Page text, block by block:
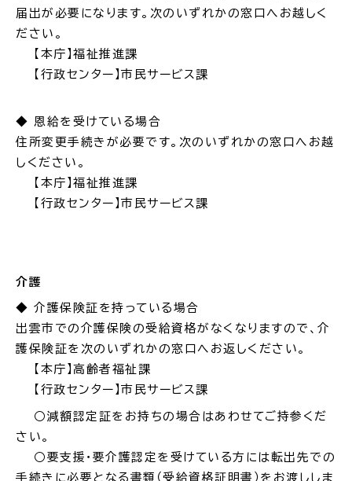
各課へのお問い合わせ
サイトマップ
届出が必要になります。次のいずれかの窓口へお越しく
ださい。
【本庁】福祉推進課
【行政センター】市民サービス課
◆ 恩給を受けている場合
住所変更手続きが必要です。次のいずれかの窓口へお越
しください。
【本庁】福祉推進課
【行政センター】市民サービス課
介護
◆ 介護保険証を持っている場合
出雲市での介護保険の受給資格がなくなりますので、介
護保険証を次のいずれかの窓口へお返しください。
【本庁】高齢者福祉課
【行政センター】市民サービス課
○減額認定証をお持ちの場合はあわせてご持参くだ
さい。
○要支援・要介護認定を受けている方には転出先での
手続きに必要となる書類（受給資格証明書）をお渡ししま